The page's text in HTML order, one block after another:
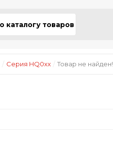
Серия HQ0xx/ Товар не найден!